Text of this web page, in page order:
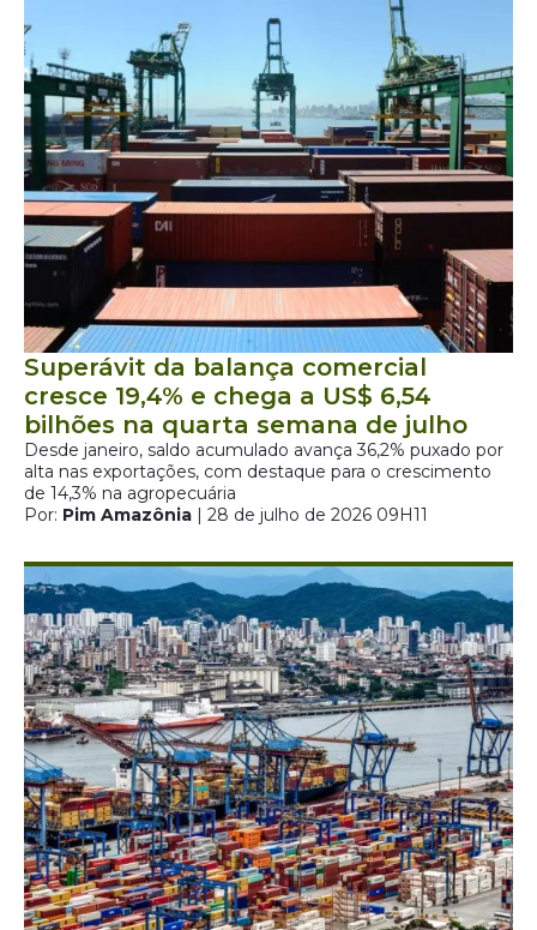
Superávit da balança comercial
cresce 19,4% e chega a US$ 6,54
bilhões na quarta semana de julho
Desde janeiro, saldo acumulado avança 36,2% puxado por
alta nas exportações, com destaque para o crescimento
de 14,3% na agropecuária
Por: Pim Amazônia | 28 de julho de 2026 09H11